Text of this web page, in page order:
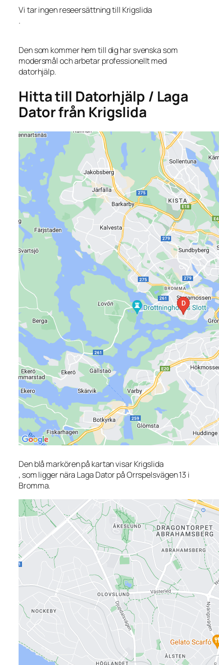
Vi tar ingen reseersättning till Krigslida
.
Den som kommer hem till dig har svenska som
modersmål och arbetar professionellt med
datorhjälp.
Hitta till Datorhjälp / Laga
Dator från Krigslida
Den blå markören på kartan visar Krigslida
, som ligger nära Laga Dator på Orrspelsvägen 13 i
Bromma.